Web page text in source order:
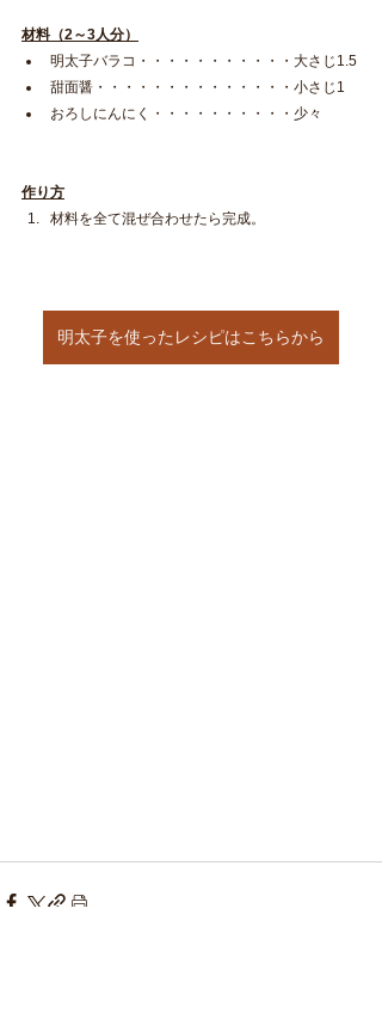
材料（2～3人分）
明太子バラコ・・・・・・・・・・・大さじ1.5
甜面醤・・・・・・・・・・・・・・小さじ1
おろしにんにく・・・・・・・・・・少々
作り方
材料を全て混ぜ合わせたら完成。
明太子を使ったレシピはこちらから